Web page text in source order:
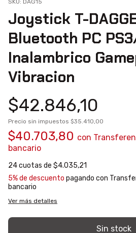
Joystick T-
Bluetooth PC
Inalambrico
Vibracion
$42.846,10
Precio sin impuestos $35.410,00
$40.703,80 con
bancario
24cuotas de $4.035,21
5% de descuento pagando con
bancario
Ver más detalles